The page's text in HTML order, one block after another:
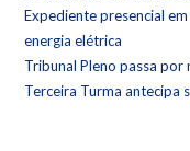
Expediente presencial
energia elétrica
Tribunal Pleno passa
Terceira Turma antecipa